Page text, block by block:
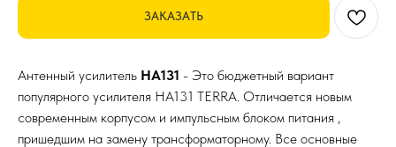
ЗАКАЗАТЬ
Антенный усилитель HA131 - Это бюджетный вариант
популярного усилителя HA131 TERRA. Отличается новым
современным корпусом и импульсным блоком питания ,
пришедшим на замену трансформаторному. Все основные